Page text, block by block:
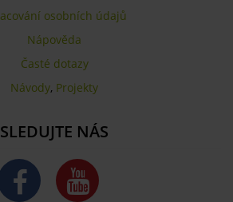
osobních údajů
Nápověda
Časté dotazy
Návody, Projekty
SLEDUJTE NÁS